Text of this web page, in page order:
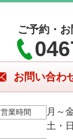
ご予約・
お問い合わ
営業時間
月～
土・